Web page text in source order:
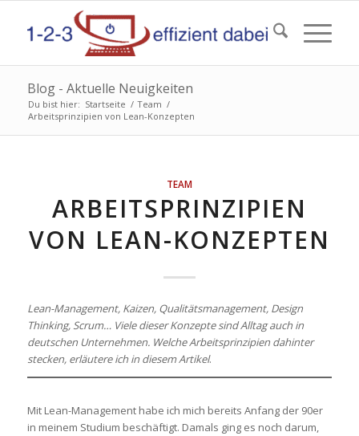
Blog - Aktuelle Neuigkeiten
Du bist hier: Startseite / Team /
Arbeitsprinzipien von Lean-Konzepten
TEAM
ARBEITSPRINZIPIEN
VON LEAN-KONZEPTEN
Lean-Management, Kaizen, Qualitätsmanagement, Design
Thinking, Scrum… Viele dieser Konzepte sind Alltag auch in
deutschen Unternehmen. Welche Arbeitsprinzipien dahinter
stecken, erläutere ich in diesem Artikel.
Mit Lean-Management habe ich mich bereits Anfang der 90er
in meinem Studium beschäftigt. Damals ging es noch darum,